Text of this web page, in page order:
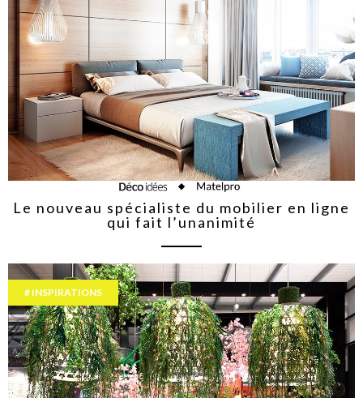
Le nouveau spécialiste du mobilier en ligne
qui fait l’unanimité
INSPIRATIONS